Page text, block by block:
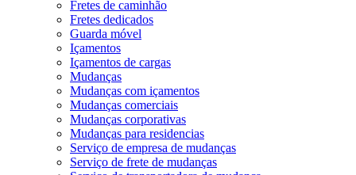
Fretes de caminhão
Fretes dedicados
Guarda móvel
Içamentos
Içamentos de cargas
Mudanças
Mudanças com içamentos
Mudanças comerciais
Mudanças corporativas
Mudanças para residencias
Serviço de empresa de mudanças
Serviço de frete de mudanças